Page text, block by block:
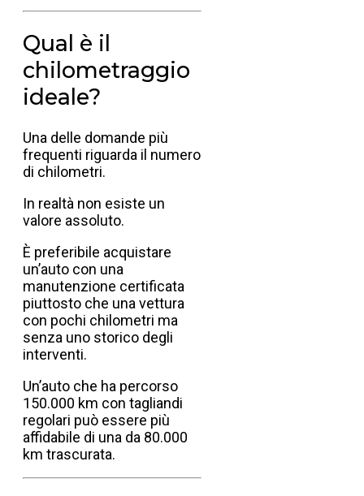
Qual è il
chilometraggio
ideale?
Una delle domande più
frequenti riguarda il numero
di chilometri.
In realtà non esiste un
valore assoluto.
È preferibile acquistare
un’auto con una
manutenzione certificata
piuttosto che una vettura
con pochi chilometri ma
senza uno storico degli
interventi.
Un’auto che ha percorso
150.000 km con tagliandi
regolari può essere più
affidabile di una da 80.000
km trascurata.